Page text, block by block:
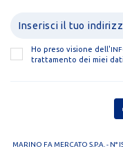
Ho preso visione dell'
trattamento dei miei
MARINO FA MERCATO S.P.A. - N°